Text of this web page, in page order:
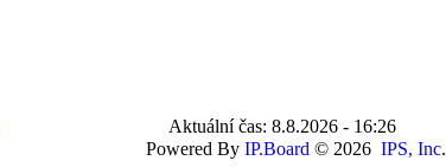
Aktuální čas: 8.8.2026 - 16:26
Powered By IP.Board © 2026 IPS, Inc.